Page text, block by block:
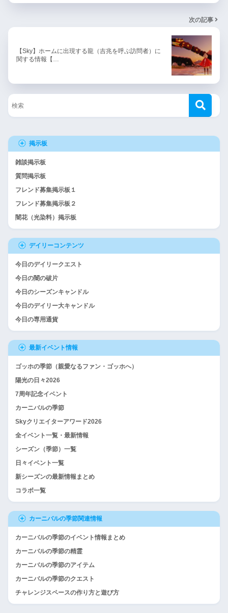
次の記事
【Sky】ホームに出現する龍（吉兆を呼ぶ訪問者）に
関する情報【…
掲示板
雑談掲示板
質問掲示板
フレンド募集掲示板１
フレンド募集掲示板２
闇花（光染料）掲示板
デイリーコンテンツ
今日のデイリークエスト
今日の闇の破片
今日のシーズンキャンドル
今日のデイリー大キャンドル
今日の専用通貨
最新イベント情報
ゴッホの季節（親愛なるファン・ゴッホへ）
陽光の日々2026
7周年記念イベント
カーニバルの季節
Skyクリエイターアワード2026
全イベント一覧・最新情報
シーズン（季節）一覧
日々イベント一覧
新シーズンの最新情報まとめ
コラボ一覧
カーニバルの季節関連情報
カーニバルの季節のイベント情報まとめ
カーニバルの季節の精霊
カーニバルの季節のアイテム
カーニバルの季節のクエスト
チャレンジスペースの作り方と遊び方